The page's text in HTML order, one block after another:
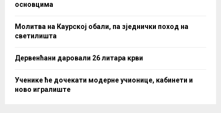
основцима
Молитва на Каурској обали, па зједнички поход на
светилишта
Дервенћани даровали 26 литара крви
Ученике ће дочекати модерне учионице, кабинети и
ново игралиште